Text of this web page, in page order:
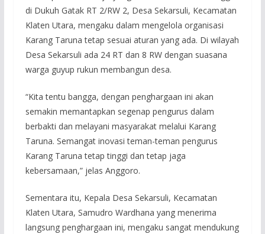
di Dukuh Gatak RT 2/RW 2, Desa Sekarsuli, Kecamatan
Klaten Utara, mengaku dalam mengelola organisasi
Karang Taruna tetap sesuai aturan yang ada. Di wilayah
Desa Sekarsuli ada 24 RT dan 8 RW dengan suasana
warga guyup rukun membangun desa.
“Kita tentu bangga, dengan penghargaan ini akan
semakin memantapkan segenap pengurus dalam
berbakti dan melayani masyarakat melalui Karang
Taruna. Semangat inovasi teman-teman pengurus
Karang Taruna tetap tinggi dan tetap jaga
kebersamaan,” jelas Anggoro.
Sementara itu, Kepala Desa Sekarsuli, Kecamatan
Klaten Utara, Samudro Wardhana yang menerima
langsung penghargaan ini, mengaku sangat mendukung